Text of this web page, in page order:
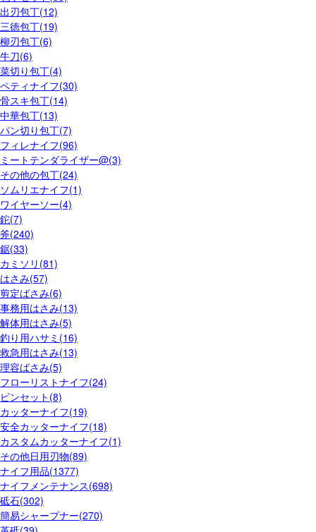
出刃包丁(12)
三徳包丁(19)
柳刃包丁(6)
牛刀(6)
菜切り包丁(4)
ペティナイフ(30)
骨スキ包丁(14)
中華包丁(13)
パン切り包丁(7)
フィレナイフ(96)
ミートテンダライザー@(3)
その他の包丁(24)
ソムリエナイフ(1)
ワイヤーソー(4)
鉈(7)
斧(240)
鋸(33)
カミソリ(81)
はさみ(57)
剪定ばさみ(6)
事務用はさみ(13)
解体用はさみ(5)
釣り用ハサミ(16)
救急用はさみ(13)
理容ばさみ(5)
フローリストナイフ(24)
ピンセット(8)
カッターナイフ(19)
安全カッターナイフ(18)
カスタムカッターナイフ(1)
その他日用刃物(89)
ナイフ用品(1377)
ナイフメンテナンス(698)
砥石(302)
簡易シャープナー(270)